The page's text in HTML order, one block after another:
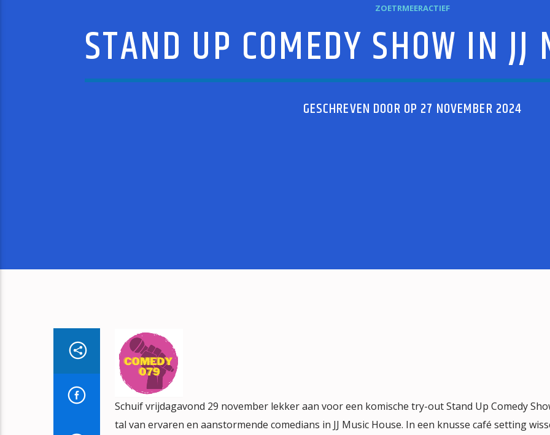
ZOETRMEERACTIEF
STAND UP COMEDY SHOW IN JJ
GESCHREVEN DOOR OP 27 NOVEMBER 2024
Schuif vrijdagavond 29 november lekker aan voor een komische try-out Stand Up Comedy
tal van ervaren en aanstormende comedians in JJ Music House. In een knusse café setting